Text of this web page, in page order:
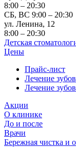
8:00 – 20:30
СБ, ВС 9:00 – 20:30
ул. Ленина, 12
8:00 – 20:30
Детская
Цены
Прайс-лист
Лечение
Лечение
Акции
О клинике
До и после
Врачи
Бережная чистка и